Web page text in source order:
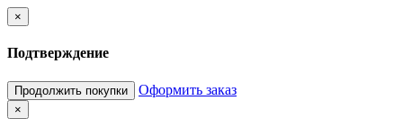
×
Подтверждение
Продолжить покупки Оформить заказ
×